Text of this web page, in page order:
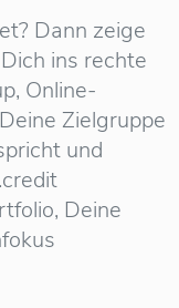
Dann zeige
ins rechte
Online-
Zielgruppe
und
Deine